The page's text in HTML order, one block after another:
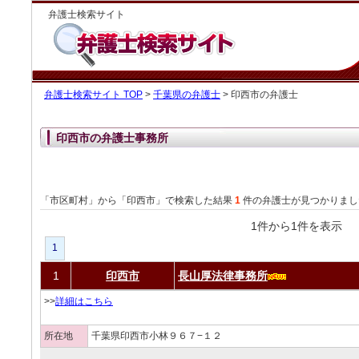
弁護士検索サイト
弁護士検索サイト TOP > 千葉県の弁護士 > 印西市の弁護士
印西市の弁護士事務所
「市区町村」から「印西市」で検索した結果 1 件の弁護士が見つかりま
1件から1件を表
1
1 印西市 長山厚法律事務所
>>詳細はこちら
所在地 千葉県印西市小林９６７−１２